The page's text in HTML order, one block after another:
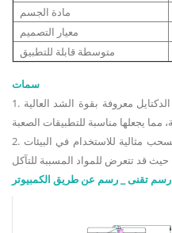
مادة الجسم
معيار التصميم
متوسطة قابلة للتطبيق
سمات
1. إن صمامات البوابة المصنوعة من حديد الدكتايل معروفة بقوة الشد العالية
2. تعتبر صمامات البوابة الحديدية القابلة للسحب مثالية للاستخدام في البيئات
رسم تقنى _ رسم عن طريق الكمبيوتر